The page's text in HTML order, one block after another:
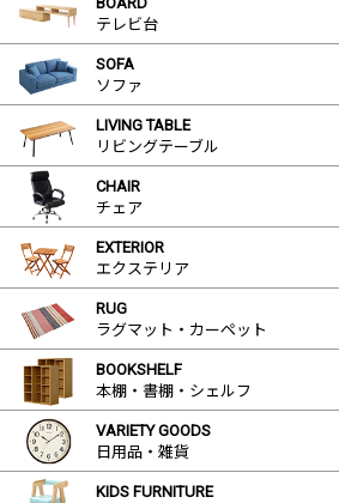
テレビ台
SOFA
ソファ
LIVING TABLE
リビングテーブル
CHAIR
チェア
EXTERIOR
エクステリア
RUG
ラグマット・カーペット
BOOKSHELF
本棚・書棚・シェルフ
VARIETY GOODS
日用品・雑貨
KIDS FURNITURE